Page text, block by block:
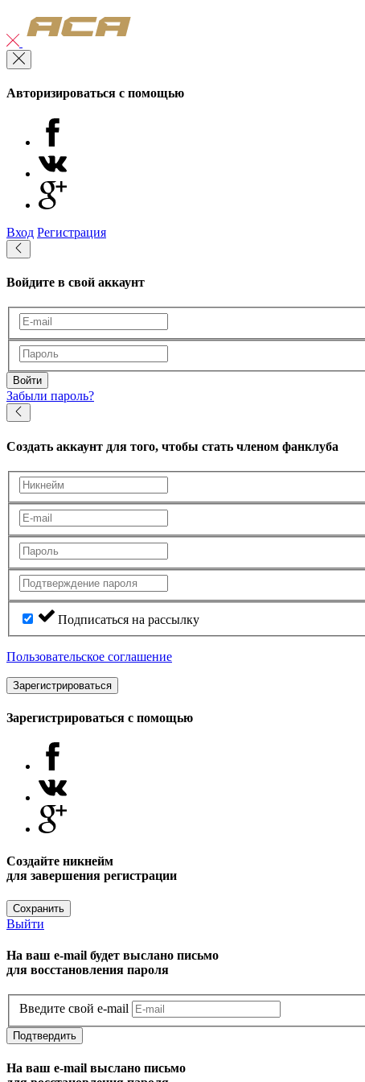
Авторизироваться с помощью
Вход Регистрация
Войдите в свой аккаунт
Войти
Забыли пароль?
Создать аккаунт для того, чтобы стать членом фанклуба
Подписаться на рассылку
Пользовательское соглашение
Зарегистрироваться
Зарегистрироваться с помощью
Создайте никнейм
для завершения регистрации
Сохранить
Выйти
На ваш e-mail будет выслано письмо
для восстановления пароля
Введите свой e-mail
Подтвердить
На ваш e-mail выслано письмо